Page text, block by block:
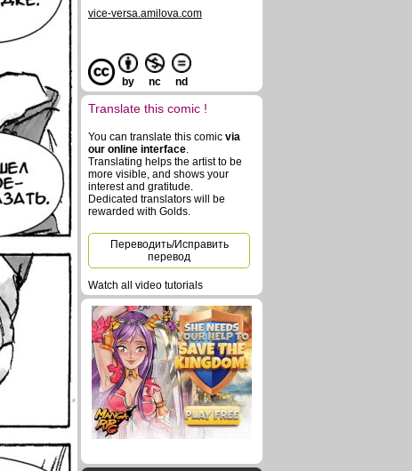
vice-versa.amilova.com
by nc nd
Translate this comic !
You can translate this comic via
our online interface.
Translating helps the artist to be
more visible, and shows your
interest and gratitude.
Dedicated translators will be
rewarded with Golds.
Переводить/Исправить
перевод
Watch all video tutorials